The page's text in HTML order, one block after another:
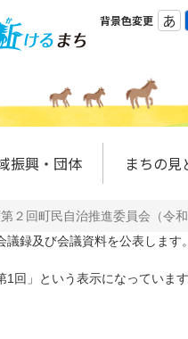
背景色変更 あ
振興・団体 まちの見
２回町民自治推進委員会（令
録及び会議資料を公表します。
回」という表示になっています